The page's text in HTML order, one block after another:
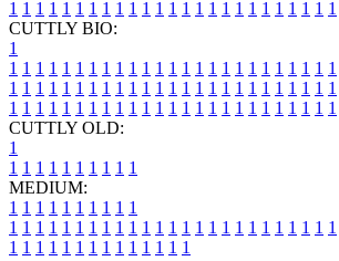
1 1 1 1 1 1 1 1 1 1 1 1 1 1 1 1 1 1 1 1 1 1 1 1 1
CUTTLY BIO:
1
1 1 1 1 1 1 1 1 1 1 1 1 1 1 1 1 1 1 1 1 1 1 1 1 1
1 1 1 1 1 1 1 1 1 1 1 1 1 1 1 1 1 1 1 1 1 1 1 1 1
1 1 1 1 1 1 1 1 1 1 1 1 1 1 1 1 1 1 1 1 1 1 1 1 1
CUTTLY OLD:
1
1 1 1 1 1 1 1 1 1 1
MEDIUM:
1 1 1 1 1 1 1 1 1 1
1 1 1 1 1 1 1 1 1 1 1 1 1 1 1 1 1 1 1 1 1 1 1 1 1
1 1 1 1 1 1 1 1 1 1 1 1 1 1